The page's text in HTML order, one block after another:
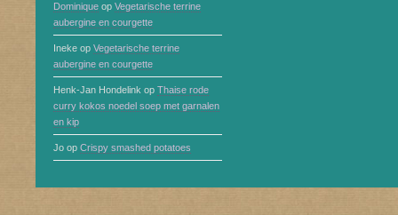
Dominique op Vegetarische terrine
aubergine en courgette
Ineke op Vegetarische terrine
aubergine en courgette
Henk-Jan Hondelink op Thaise rode
curry kokos noedel soep met garnalen
en kip
Jo op Crispy smashed potatoes